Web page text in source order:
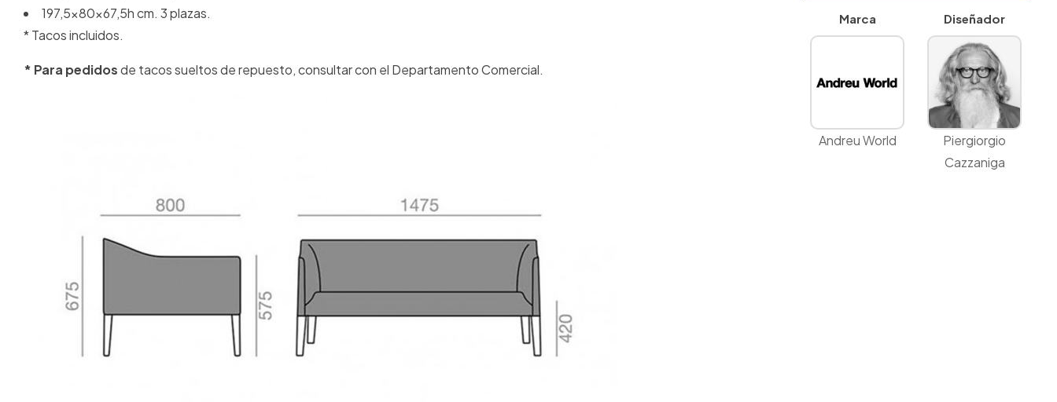
197,5x80x67,5h cm. 3 plazas.
* Tacos incluidos.
* Para pedidosde tacos sueltos de repuesto, consultar con el Departamento Comercial.
Marca
Andreu World
Diseñador
Piergiorgio
Cazzaniga